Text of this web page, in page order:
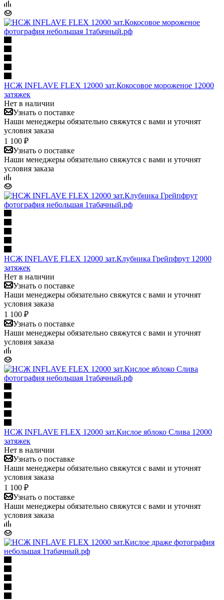
НСЖ INFLAVE FLEX 12000 зат.Кокосовое мороженое 12000
затяжек
Нет в наличии
Узнать о поставке
Наши менеджеры обязательно свяжутся с вами и уточнят
условия заказа
1 100 ₽
Узнать о поставке
Наши менеджеры обязательно свяжутся с вами и уточнят
условия заказа
НСЖ INFLAVE FLEX 12000 зат.Клубника Грейпфрут 12000
затяжек
Нет в наличии
Узнать о поставке
Наши менеджеры обязательно свяжутся с вами и уточнят
условия заказа
1 100 ₽
Узнать о поставке
Наши менеджеры обязательно свяжутся с вами и уточнят
условия заказа
НСЖ INFLAVE FLEX 12000 зат.Кислое яблоко Слива 12000
затяжек
Нет в наличии
Узнать о поставке
Наши менеджеры обязательно свяжутся с вами и уточнят
условия заказа
1 100 ₽
Узнать о поставке
Наши менеджеры обязательно свяжутся с вами и уточнят
условия заказа